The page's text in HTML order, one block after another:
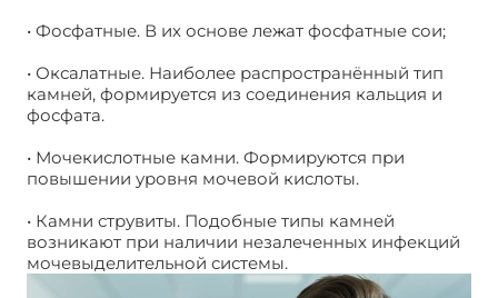
• Фосфатные. В их основе лежат фосфатные сои;
• Оксалатные. Наиболее распространённый тип
камней, формируется из соединения кальция и
фосфата.
• Мочекислотные камни. Формируются при
повышении уровня мочевой кислоты.
• Камни струвиты. Подобные типы камней
возникают при наличии незалеченных инфекций
мочевыделительной системы.